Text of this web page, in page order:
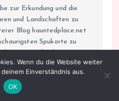
zur Erkundung und die
und Landschaften zu
Blog hauntedplace.net
Spukorte zu
– taucht ein in gruselige
von der Baroness of
Traut ihr euch? Auf
Wenn du die Website weiter
Einverständnis aus.
OK